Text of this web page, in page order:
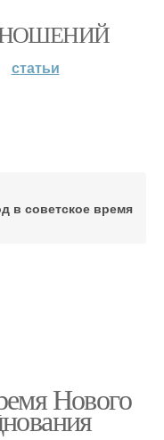
статьи
в советское время
Нового